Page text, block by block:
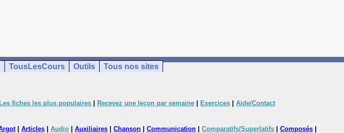
TousLesCours Outils Tous nos sites
Les fiches les plus populaires Recevez une leçon par semaine Exercices Aide/Contact
| Articles Audio Auxiliaires Chanson Communication Comparatifs/Superlatifs Composés